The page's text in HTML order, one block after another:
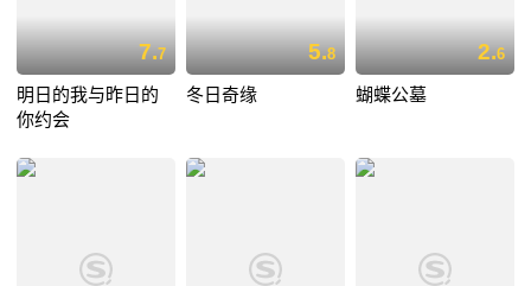
7.7
明日的我与昨日的
你约会
5.8
冬日奇缘
2.6
蝴蝶公墓